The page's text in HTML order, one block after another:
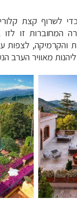
לשרוף קצת
המחוברות זו
והקרמיקה, לצפות
מאוויר הערב